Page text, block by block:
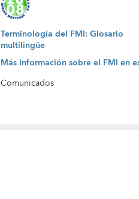
Terminología del FMI: Glosario
multilingüe
Más información sobre el FMI en
Comunicados